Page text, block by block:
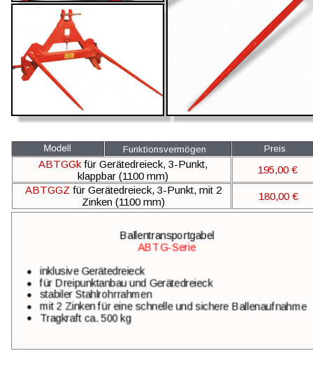
Ballentransportgabel
ABTG-Serie
• inklusive Gerätedreieck
• für Dreipunktanbau und Gerätedreieck
• stabiler Stahlrohrrahmen
• mit 2 Zinken für eine schnelle und sichere Ballenaufnahme
• Tragkraft ca. 500 kg
Preis
195,00 €
Funktionsvermögen
ABTGGk für Gerätedreieck, 3-Punkt,
klappbar (1100 mm)
180,00 €
ABTGGZ für Gerätedreieck, 3-Punkt, mit 2
Zinken (1100 mm)